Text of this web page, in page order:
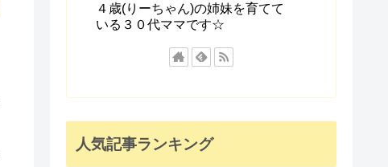
４歳(りーちゃん)の姉妹を育てて
いる３０代ママです☆
人気記事ランキング